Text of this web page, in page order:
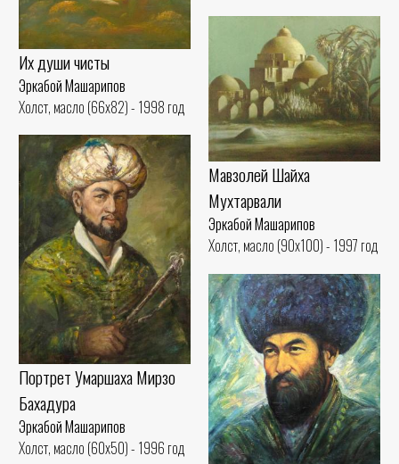
Их души чисты
Эркабой Машарипов
Холст, масло (66x82) - 1998 год
Мавзолей Шайха
Мухтарвали
Эркабой Машарипов
Холст, масло (90x100) - 1997 год
Портрет Умаршаха Мирзо
Бахадура
Эркабой Машарипов
Холст, масло (60x50) - 1996 год